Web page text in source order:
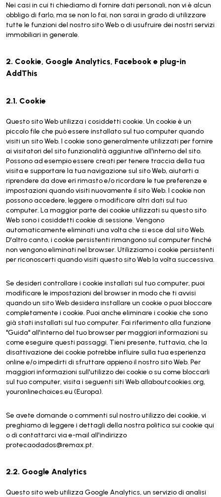
Nei casi in cui ti chiediamo di fornire dati personali, non vi è alcun
obbligo di farlo, ma se non lo fai, non sarai in grado di utilizzare
tutte le funzioni del nostro sito Web o di usufruire dei nostri servizi
immobiliari in generale.
2. Cookie, Google Analytics, Facebook e plug-in
AddThis
2.1. Cookie
Questo sito Web utilizza i cosiddetti cookie. Un cookie è un
piccolo file che può essere installato sul tuo computer quando
visiti un sito Web. I cookie sono generalmente utilizzati per fornire
ai visitatori del sito funzionalità aggiuntive all'interno del sito.
Possono ad esempio essere creati per tenere traccia della tua
visita e supportare la tua navigazione sul sito Web, aiutarti a
riprendere da dove eri rimasto e/o ricordare le tue preferenze e
impostazioni quando visiti nuovamente il sito Web. I cookie non
possono accedere, leggere o modificare altri dati sul tuo
computer. La maggior parte dei cookie utilizzati su questo sito
Web sono i cosiddetti cookie di sessione. Vengono
automaticamente eliminati una volta che si esce dal sito Web.
D'altro canto, i cookie persistenti rimangono sul computer finché
non vengono eliminati nel browser. Utilizziamo i cookie persistenti
per riconoscerti quando visiti questo sito Web la volta successiva.
Se desideri controllare i cookie installati sul tuo computer, puoi
modificare le impostazioni del browser in modo che ti avvisi
quando un sito Web desidera installare un cookie o puoi bloccare
completamente i cookie. Puoi anche eliminare i cookie che sono
già stati installati sul tuo computer. Fai riferimento alla funzione
"Guida" all'interno del tuo browser per maggiori informazioni su
come eseguire questi passaggi. Tieni presente, tuttavia, che la
disattivazione dei cookie potrebbe influire sulla tua esperienza
online e/o impedirti di sfruttare appieno il nostro sito Web. Per
maggiori informazioni sull'utilizzo dei cookie o su come bloccarli
sul tuo computer, visita i seguenti siti Web allaboutcookies.org,
youronlinechoices.eu (Europa).
Se avete domande o commenti sul nostro utilizzo dei cookie, vi
preghiamo di leggere i dettagli della nostra politica sui cookie qui
o di contattarci via e-mail all'indirizzo
protecaodados@remax.pt.
2.2. Google Analytics
Questo sito web utilizza Google Analytics, un servizio di analisi